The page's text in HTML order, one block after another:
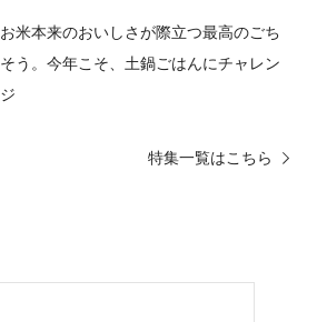
お米本来のおいしさが際立つ最高のごち
そう。 今年こそ、土鍋ごはんにチャレン
ジ
特集一覧はこちら